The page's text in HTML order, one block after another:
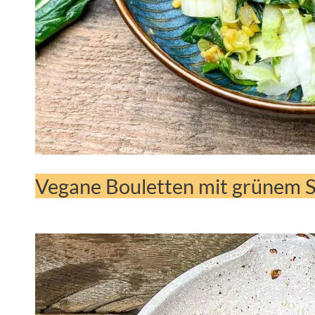
Vegane Bouletten mit grünem